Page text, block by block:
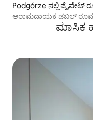
Podgórze ನಲ್ಲಿ ಪ್ರೈವೇಟ್
ಆರಾಮದಾಯಕ ಡಬಲ್
ಮಾಸಿಕ